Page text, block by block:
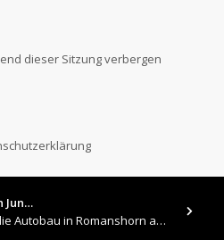
dieser Sitzung verbergen
Jun…
Hallo , Im Juni veranstaltete die Autobau in Romanshorn auf ihrem Gelände ein kleines Youngtimertreffen : https://up.